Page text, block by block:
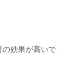
効果が高いで